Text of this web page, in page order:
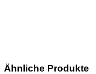
Ähnliche Produkte